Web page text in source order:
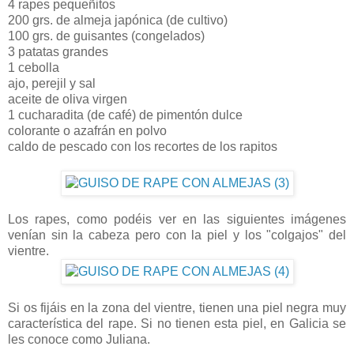
4 rapes pequeñitos
200 grs. de almeja japónica (de cultivo)
100 grs. de guisantes (congelados)
3 patatas grandes
1 cebolla
ajo, perejil y sal
aceite de oliva virgen
1 cucharadita (de café) de pimentón dulce
colorante o azafrán en polvo
caldo de pescado con los recortes de los rapitos
Los rapes, como podéis ver en las siguientes imágenes
venían sin la cabeza pero con la piel y los "colgajos" del
vientre.
Si os fijáis en la zona del vientre, tienen una piel negra muy
característica del rape. Si no tienen esta piel, en Galicia se
les conoce como Juliana.